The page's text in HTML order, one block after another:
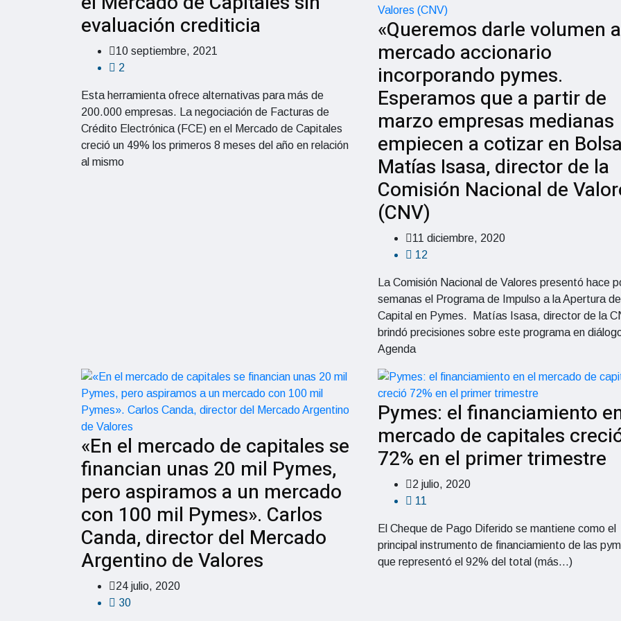
evaluación crediticia
10 septiembre, 2021
2
Esta herramienta ofrece alternativas para más de
200.000 empresas. La negociación de Facturas de
Crédito Electrónica (FCE) en el Mercado de Capitales
creció un 49% los primeros 8 meses del año en relación
al mismo
«Queremos darle volumen
mercado accionario
incorporando pymes.
Esperamos que a partir de
marzo empresas medianas
empiecen a cotizar en
Matías Isasa, director de la
Comisión Nacional de
(CNV)
11 diciembre, 2020
12
La Comisión Nacional de Valores presentó hace
semanas el Programa de Impulso a la Apertura de
Capital en Pymes. Matías Isasa, director de la
brindó precisiones sobre este programa en
Agenda
«En el mercado de capitales se
financian unas 20 mil Pymes,
pero aspiramos a un mercado
con 100 mil Pymes». Carlos
Canda, director del Mercado
Argentino de Valores
24 julio, 2020
30
Pymes: el financiamiento
mercado de capitales
72% en el primer trimestre
2 julio, 2020
11
El Cheque de Pago Diferido se mantiene como el
principal instrumento de financiamiento de las
que representó el 92% del total (más…)